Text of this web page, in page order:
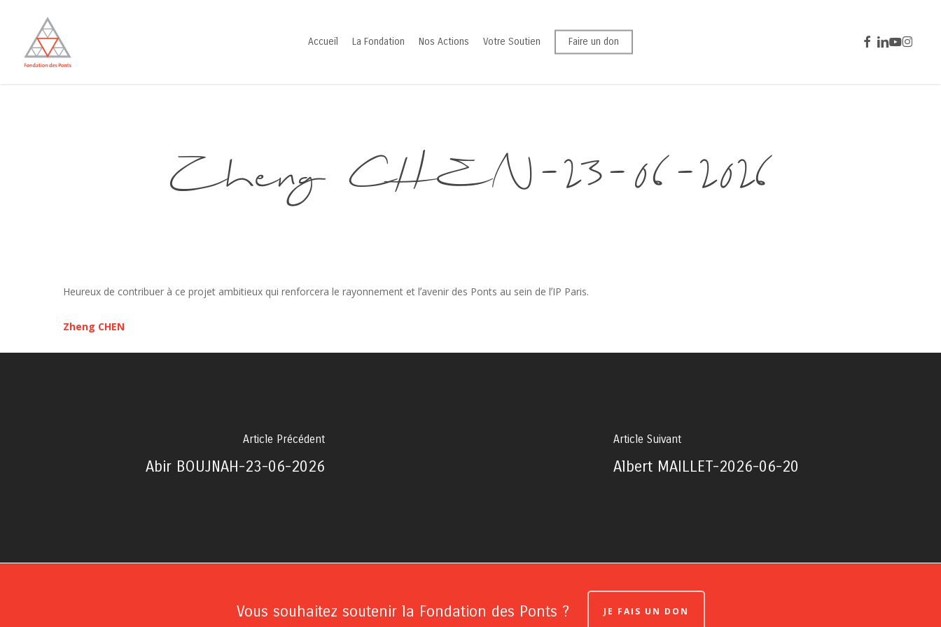
content
Accueil La Fondation Nos Actions Votre Soutien Faire un don facebook
linkedin
youtubeinstagram
Zheng CHEN-23-06-2026
Heureux de contribuer à ce projet ambitieux qui renforcera le rayonnement et lʼavenir des Ponts au sein de lʼIP Paris.
Zheng CHEN
Article Précédent
Abir BOUJNAH-23-06-2026
Article Suivant
Albert MAILLET-2026-06-20
Vous souhaitez soutenir la Fondation des Ponts ? JE FAIS UN DON